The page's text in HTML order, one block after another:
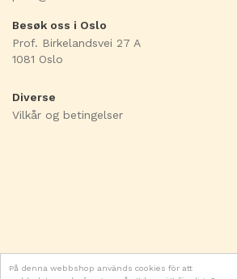
På denna webbshop används cookies för att
1 x Sensor SC53-M, IXIO DT1
1 x Dørfeste L=2200 mm
1 x Namron Nettkabel 3x1,5 2m.
Besøk oss i Oslo
Prof. Birkelandsvei 27 A
1081 Oslo
Diverse
Vilkår og betingelser